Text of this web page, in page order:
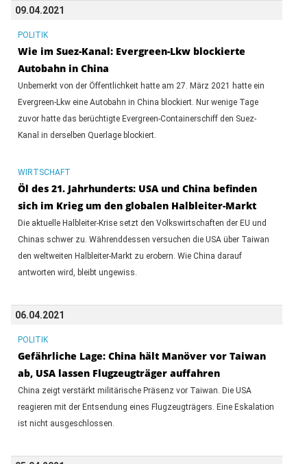
09.04.2021
POLITIK
Wie im Suez-Kanal: Evergreen-Lkw blockierte
Autobahn in China
Unbemerkt von der Öffentlichkeit hatte am 27. März 2021 hatte ein
Evergreen-Lkw eine Autobahn in China blockiert. Nur wenige Tage
zuvor hatte das berüchtigte Evergreen-Containerschiff den Suez-
Kanal in derselben Querlage blockiert.
WIRTSCHAFT
Öl des 21. Jahrhunderts: USA und China befinden
sich im Krieg um den globalen Halbleiter-Markt
Die aktuelle Halbleiter-Krise setzt den Volkswirtschaften der EU und
Chinas schwer zu. Währenddessen versuchen die USA über Taiwan
den weltweiten Halbleiter-Markt zu erobern. Wie China darauf
antworten wird, bleibt ungewiss.
06.04.2021
POLITIK
Gefährliche Lage: China hält Manöver vor Taiwan
ab, USA lassen Flugzeugträger auffahren
China zeigt verstärkt militärische Präsenz vor Taiwan. Die USA
reagieren mit der Entsendung eines Flugzeugträgers. Eine Eskalation
ist nicht ausgeschlossen.